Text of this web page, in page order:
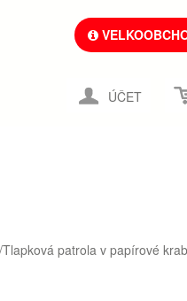
ÚČET
patrola v papírové